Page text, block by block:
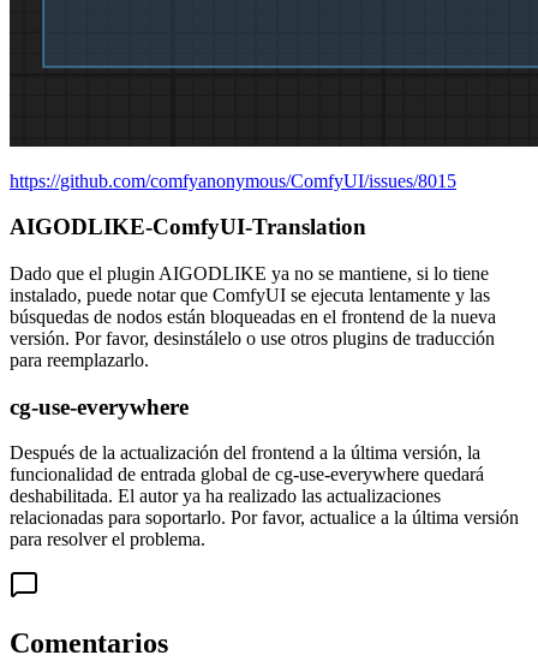
https://github.com/comfyanonymous/ComfyUI/issues/8015
AIGODLIKE-ComfyUI-Translation
Dado que el plugin AIGODLIKE ya no se mantiene, si lo tiene
instalado, puede notar que ComfyUI se ejecuta lentamente y las
búsquedas de nodos están bloqueadas en el frontend de la nueva
versión. Por favor, desinstálelo o use otros plugins de traducción
para reemplazarlo.
cg-use-everywhere
Después de la actualización del frontend a la última versión, la
funcionalidad de entrada global de cg-use-everywhere quedará
deshabilitada. El autor ya ha realizado las actualizaciones
relacionadas para soportarlo. Por favor, actualice a la última versión
para resolver el problema.
Comentarios